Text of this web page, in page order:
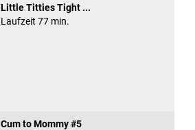
Little Titties Tight ...
Laufzeit 77 min.
Cum to Mommy #5